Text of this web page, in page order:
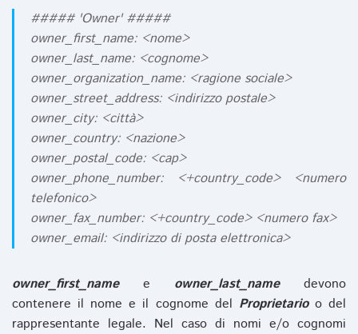
##### 'Owner' #####
owner_first_name: <nome>
owner_last_name: <cognome>
owner_organization_name: <ragione sociale>
owner_street_address: <indirizzo postale>
owner_city: <città>
owner_country: <nazione>
owner_postal_code: <cap>
owner_phone_number: <+country_code> <numero
telefonico>
owner_fax_number: <+country_code> <numero fax>
owner_email: <indirizzo di posta elettronica>
owner_first_namee owner_last_namedevono
contenere il nome e il cognome del Proprietarioo del
rappresentante legale. Nel caso di nomi e/o cognomi